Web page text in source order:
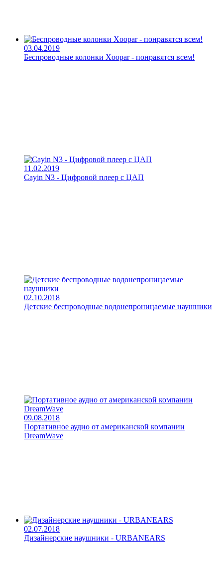
03.04.2019
Беспроводные колонки Xoopar - понравятся всем!
11.02.2019
Cayin N3 - Цифровой плеер с ЦАП
02.10.2018
Детские беспроводные водонепроницаемые наушники
09.08.2018
Портативное аудио от американской компании
DreamWave
02.07.2018
Дизайнерские наушники - URBANEARS